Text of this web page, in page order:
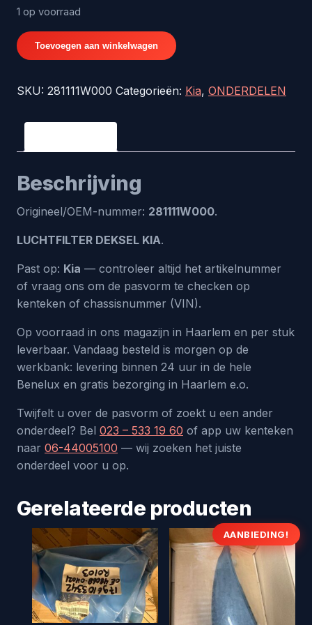
1 op voorraad
LUCHTFILTER
DEKSEL
-
nr.
Toevoegen aan winkelwagen
SKU: 281111W000 Categorieën: Kia, ONDERDELEN
Beschrijving
Origineel/OEM-nummer: 281111W000.
LUCHTFILTER DEKSEL KIA.
Past op: Kia — controleer altijd het artikelnummer
of vraag ons om de pasvorm te checken op
kenteken of chassisnummer (VIN).
Op voorraad in ons magazijn in Haarlem en per stuk
leverbaar. Vandaag besteld is morgen op de
werkbank: levering binnen 24 uur in de hele
Benelux en gratis bezorging in Haarlem e.o.
Twijfelt u over de pasvorm of zoekt u een ander
onderdeel? Bel 023 – 533 19 60 of app uw kenteken
naar 06-44005100 — wij zoeken het juiste
onderdeel voor u op.
Gerelateerde producten
AANBIEDING!